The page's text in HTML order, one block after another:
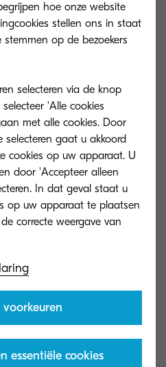
Bannerpapiergeleider
vel
folding voor DF-7200 / DF-
hoe onze website
stellen ons in staat
op de bezoekers
selecteren via de knop
'Alle cookies
met alle cookies. Door
selecteren gaat u akkoord
cookies op uw apparaat. U
door 'Accepteer alleen
In dat geval staat u
op uw apparaat te plaatsen
correcte weergave van
voorkeuren
essentiële cookies